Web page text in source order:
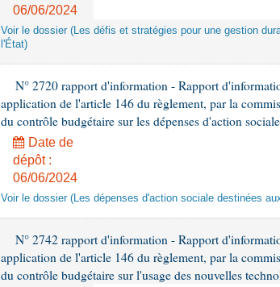
06/06/2024
Voir le dossier (Les défis et stratégies pour une gestion
l'État)
N° 2720 rapport d'information - Rapport
application de l'article 146 du règlement, par la
du contrôle budgétaire sur les dépenses d'action
Date de
dépôt :
06/06/2024
Voir le dossier (Les dépenses d'action sociale destinées
N° 2742 rapport d'information - Rapport
application de l'article 146 du règlement, par la
du contrôle budgétaire sur l'usage des nouvelles